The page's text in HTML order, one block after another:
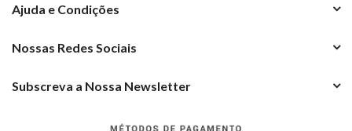
Ajuda e Condições
Nossas Redes Sociais
Subscreva a Nossa Newsletter